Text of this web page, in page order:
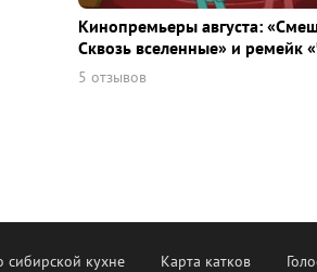
Кинопремьеры августа:
Сквозь вселенные» и ремейк
5 отзывов
сибирской кухне Карта катков